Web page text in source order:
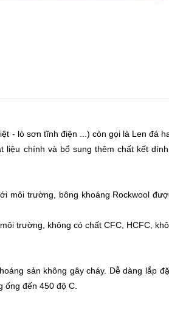
- lò sơn tĩnh điện ...) còn gọi là Len đá
chính và bổ sung thêm chất kết
môi trường, bông khoáng Rockwool
trường, không có chất CFC, HCFC,
sản không gây cháy. Dễ dàng lắp
đến 450 độ C.